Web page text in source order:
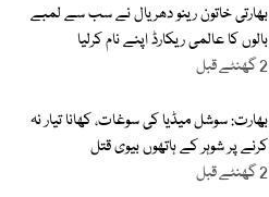
بھارتی خاتون رینو دھریال نے سب سے لمبے
بالوں کا عالمی ریکارڈ اپنے نام کرلیا
2 گھنٹے قبل
بھارت: سوشل میڈیا کی سوغات، کھانا تیار نہ
کرنے پر شوہر کے ہاتھوں بیوی قتل
2 گھنٹے قبل